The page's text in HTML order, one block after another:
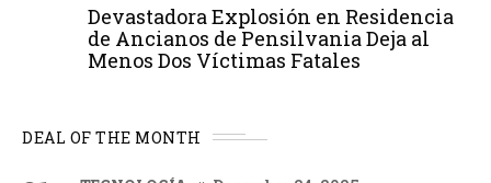
Devastadora Explosión en Residencia
de Ancianos de Pensilvania Deja al
Menos Dos Víctimas Fatales
DEAL OF THE MONTH